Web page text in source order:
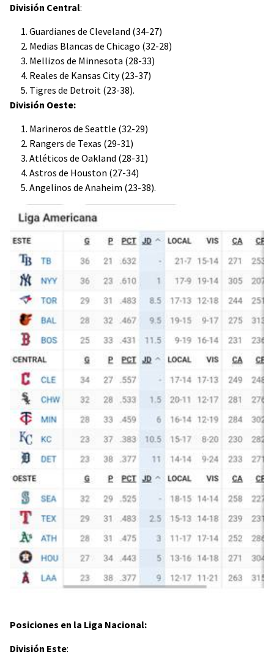
División Central:
Guardianes de Cleveland (34-27)
Medias Blancas de Chicago (32-28)
Mellizos de Minnesota (28-33)
Reales de Kansas City (23-37)
Tigres de Detroit (23-38).
División Oeste:
Marineros de Seattle (32-29)
Rangers de Texas (29-31)
Atléticos de Oakland (28-31)
Astros de Houston (27-34)
Angelinos de Anaheim (23-38).
Posiciones en la Liga Nacional:
División Este: